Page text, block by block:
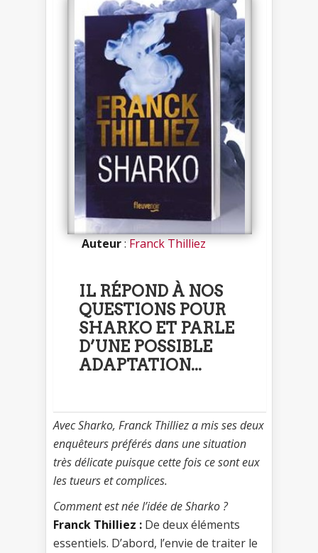
Auteur:Franck Thilliez
IL RÉPOND À NOS
QUESTIONS POUR
SHARKO ET PARLE
D’UNE POSSIBLE
ADAPTATION...
Avec Sharko, Franck Thilliez a mis ses deux
enquêteurs préférés dans une situation
très délicate puisque cette fois ce sont eux
les tueurs et complices.
Comment est née l’idée de Sharko ?
Franck Thilliez : De deux éléments
essentiels. D’abord, l’envie de traiter le